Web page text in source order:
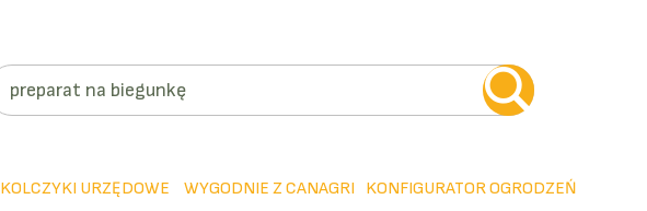
SZUKAJ
KOLCZYKI URZĘDOWE WYGODNIE Z CANAGRI KONFIGURATOR OGRODZEŃ